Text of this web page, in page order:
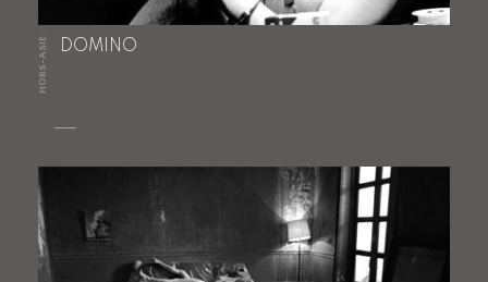
HORS-ASIE DOMINO